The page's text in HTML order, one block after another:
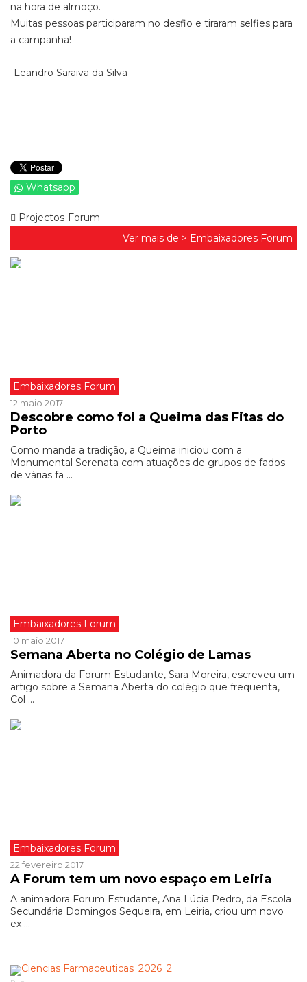
na hora de almoço.
Muitas pessoas participaram no desfio e tiraram selfies para
a campanha!
-Leandro Saraiva da Silva-
Whatsapp
Projectos-Forum
Ver mais de > Embaixadores Forum
Embaixadores Forum
12 maio 2017
Descobre como foi a Queima das Fitas do
Porto
Como manda a tradição, a Queima iniciou com a
Monumental Serenata com atuações de grupos de fados
de várias fa ...
Embaixadores Forum
10 maio 2017
Semana Aberta no Colégio de Lamas
Animadora da Forum Estudante, Sara Moreira, escreveu um
artigo sobre a Semana Aberta do colégio que frequenta,
Col ...
Embaixadores Forum
22 fevereiro 2017
A Forum tem um novo espaço em Leiria
A animadora Forum Estudante, Ana Lúcia Pedro, da Escola
Secundária Domingos Sequeira, em Leiria, criou um novo
ex ...